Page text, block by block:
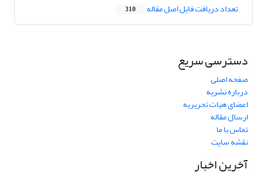
تعداد دریافت فایل اصل مقاله 310
دسترسی سریع
صفحه اصلی
درباره نشریه
اعضای هیات تحریریه
ارسال مقاله
تماس با ما
نقشه سایت
آخرین اخبار